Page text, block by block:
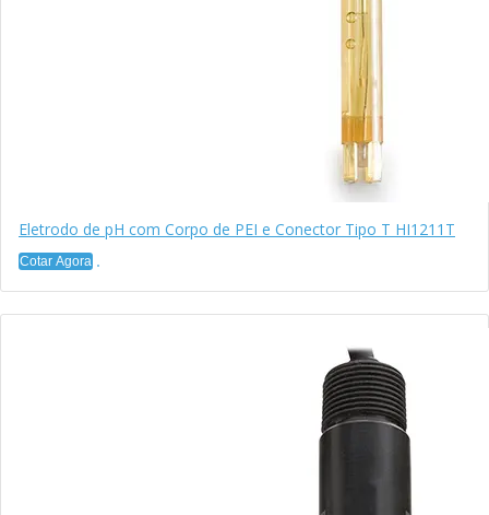
Eletrodo de pH com Corpo de PEI e Conector Tipo T HI1211T
Cotar Agora